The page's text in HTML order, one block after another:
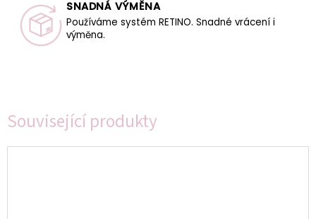
Související produkty
SNADNÁ VÝMĚNA
Používáme systém RETINO. Snadné vrácení i
výměna.